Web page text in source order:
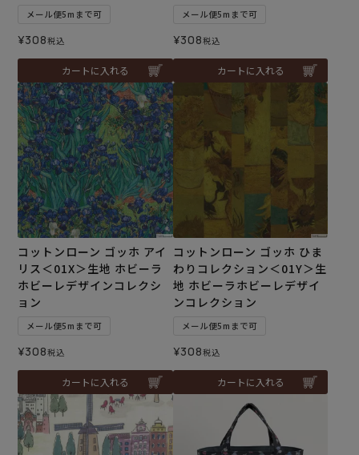
メール便5mまで可
¥308税込
カートに入れる
メール便5mまで可
¥308税込
カートに入れる
コットンローン ゴッホ アイ
リス＜01X＞生地 ホビーラ
ホビーレデザインコレクシ
ョン
メール便5mまで可
¥308税込
カートに入れる
コットンローン ゴッホ ひま
わりコレクション＜01Y＞生
地 ホビーラホビーレデザイ
ンコレクション
メール便5mまで可
¥308税込
カートに入れる